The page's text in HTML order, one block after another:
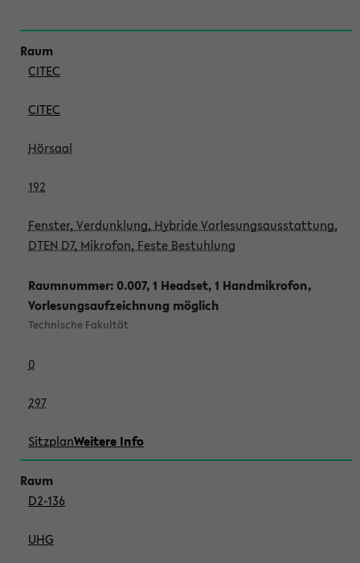
CITEC
CITEC
Hörsaal
192
Fenster, Verdunklung, Hybride Vorlesungsausstattung,
DTEN D7, Mikrofon, Feste Bestuhlung
Raumnummer: 0.007, 1 Headset, 1 Handmikrofon,
Vorlesungsaufzeichnung möglich
Technische Fakultät
0
297
SitzplanWeitere Info
D2-136
UHG